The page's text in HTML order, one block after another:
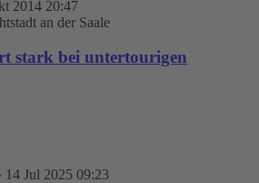
2014 20:47
an der Saale
stark bei untertourigen
14 Jul 2025 09:23